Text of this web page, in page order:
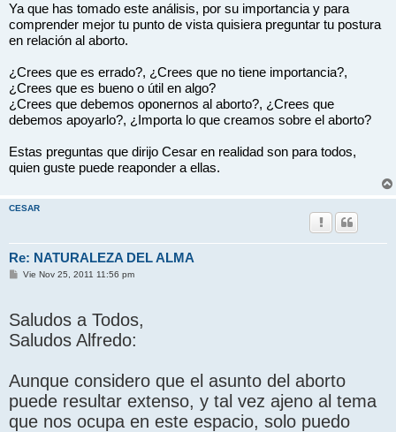
Ya que has tomado este análisis, por su importancia y para
comprender mejor tu punto de vista quisiera preguntar tu postura
en relación al aborto.
¿Crees que es errado?, ¿Crees que no tiene importancia?,
¿Crees que es bueno o útil en algo?
¿Crees que debemos oponernos al aborto?, ¿Crees que
debemos apoyarlo?, ¿Importa lo que creamos sobre el aborto?
Estas preguntas que dirijo Cesar en realidad son para todos,
quien guste puede reaponder a ellas.
CESAR
Re: NATURALEZA DEL ALMA
M
a
j
e
Vie Nov 25, 2011 11:56 pm
Saludos a Todos,
Saludos Alfredo:
Aunque considero que el asunto del aborto
puede resultar extenso, y tal vez ajeno al tema
que nos ocupa en este espacio, solo puedo